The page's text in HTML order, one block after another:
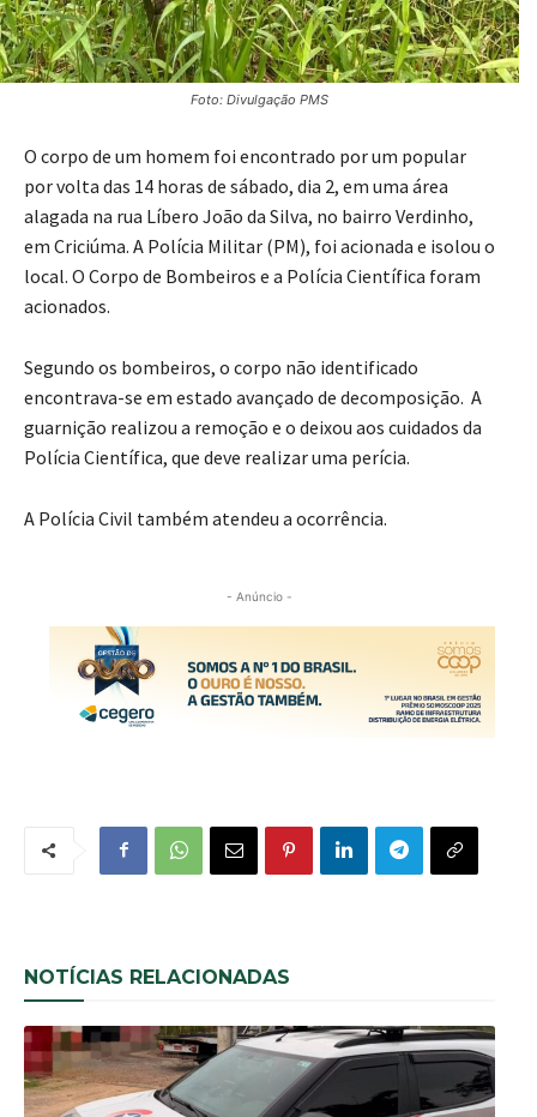
Foto: Divulgação PMS
O corpo de um homem foi encontrado por um popular
por volta das 14 horas de sábado, dia 2, em uma área
alagada na rua Líbero João da Silva, no bairro Verdinho,
em Criciúma. A Polícia Militar (PM), foi acionada e isolou o
local. O Corpo de Bombeiros e a Polícia Científica foram
acionados.
Segundo os bombeiros, o corpo não identificado
encontrava-se em estado avançado de decomposição. A
guarnição realizou a remoção e o deixou aos cuidados da
Polícia Científica, que deve realizar uma perícia.
A Polícia Civil também atendeu a ocorrência.
- Anúncio -
NOTÍCIAS RELACIONADAS